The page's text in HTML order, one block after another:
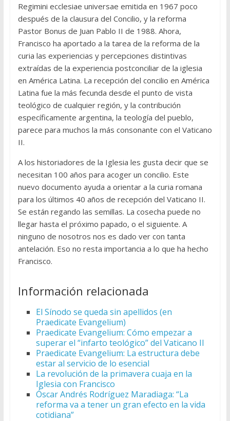
Regimini ecclesiae universae emitida en 1967 poco
después de la clausura del Concilio, y la reforma
Pastor Bonus de Juan Pablo II de 1988. Ahora,
Francisco ha aportado a la tarea de la reforma de la
curia las experiencias y percepciones distintivas
extraídas de la experiencia postconciliar de la iglesia
en América Latina. La recepción del concilio en América
Latina fue la más fecunda desde el punto de vista
teológico de cualquier región, y la contribución
específicamente argentina, la teología del pueblo,
parece para muchos la más consonante con el Vaticano
II.
A los historiadores de la Iglesia les gusta decir que se
necesitan 100 años para acoger un concilio. Este
nuevo documento ayuda a orientar a la curia romana
para los últimos 40 años de recepción del Vaticano II.
Se están regando las semillas. La cosecha puede no
llegar hasta el próximo papado, o el siguiente. A
ninguno de nosotros nos es dado ver con tanta
antelación. Eso no resta importancia a lo que ha hecho
Francisco.
Información relacionada
El Sínodo se queda sin apellidos (en
Praedicate Evangelium)
Praedicate Evangelium: Cómo empezar a
superar el “infarto teológico” del Vaticano II
Praedicate Evangelium: La estructura debe
estar al servicio de lo esencial
La revolución de la primavera cuaja en la
Iglesia con Francisco
Óscar Andrés Rodríguez Maradiaga: “La
reforma va a tener un gran efecto en la vida
cotidiana”